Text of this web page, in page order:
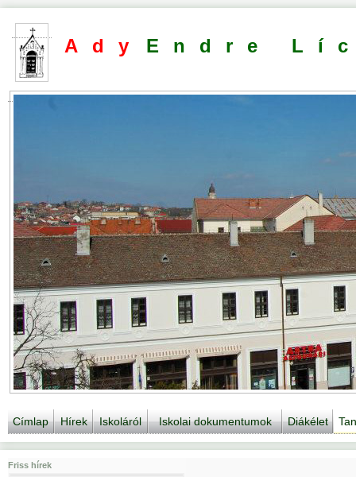
Ady Endre
Címlap Hírek Iskoláról Iskolai dokumentumok Diákélet
Friss hírek